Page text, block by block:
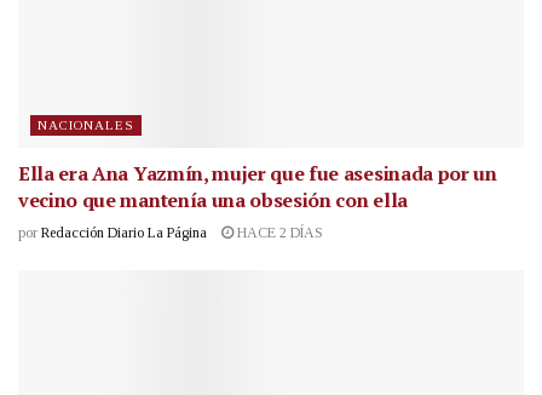
NACIONALES
Ella era Ana Yazmín, mujer que fue asesinada por un
vecino que mantenía una obsesión con ella
por Redacción Diario La Página HACE 2 DÍAS